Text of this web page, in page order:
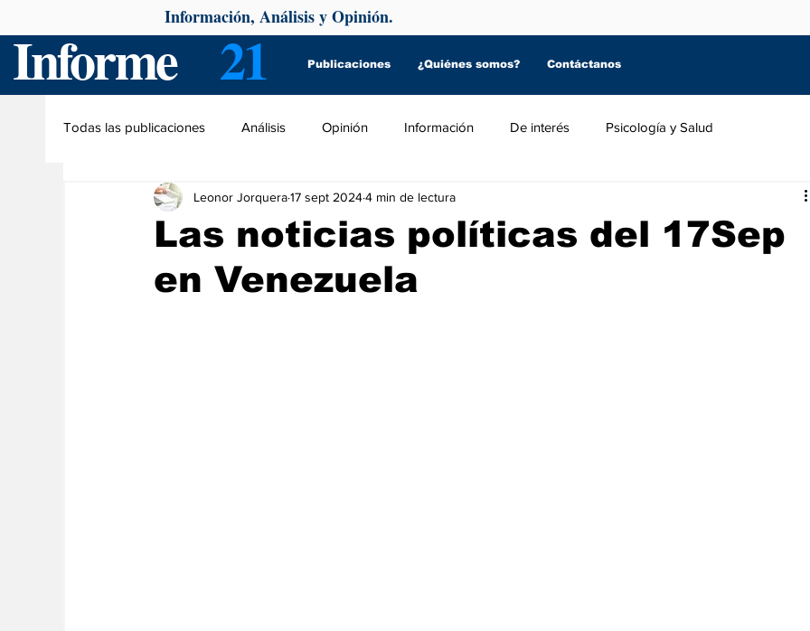
Informe 21 Publicaciones ¿Quiénes somos? Contáctanos
Información, Análisis y Opinión.
Todas las publicaciones Análisis Opinión Información De interés Psicología y Salud
Las noticias políticas del 17Sep
en Venezuela
Leonor Jorquera17 sept 20244 min de lectura